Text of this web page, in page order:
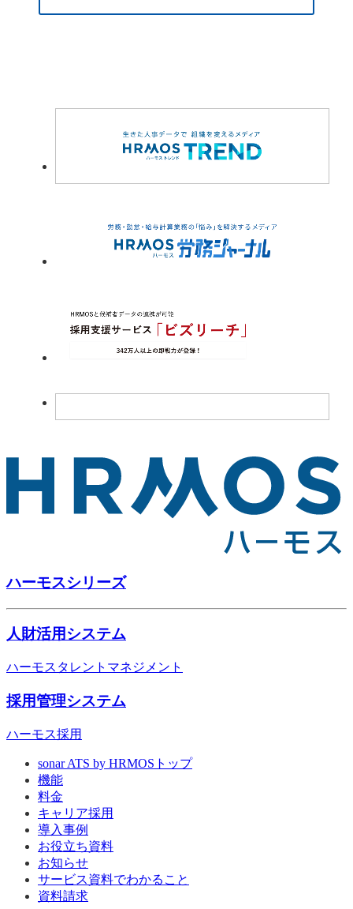
ハーモスシリーズ
人財活用システム
ハーモスタレントマネジメント
採用管理システム
ハーモス採用
sonar ATS by HRMOS トップ
機能
料金
キャリア採用
導入事例
お役立ち資料
お知らせ
サービス資料でわかること
資料請求